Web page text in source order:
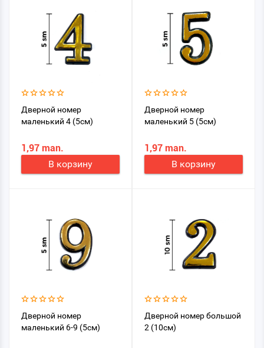
Дверной номер
маленький 4 (5см)
1,97 man.
В корзину
Дверной номер
маленький 5 (5см)
1,97 man.
В корзину
Дверной номер
маленький 6-9 (5см)
Дверной номер большой
2 (10см)